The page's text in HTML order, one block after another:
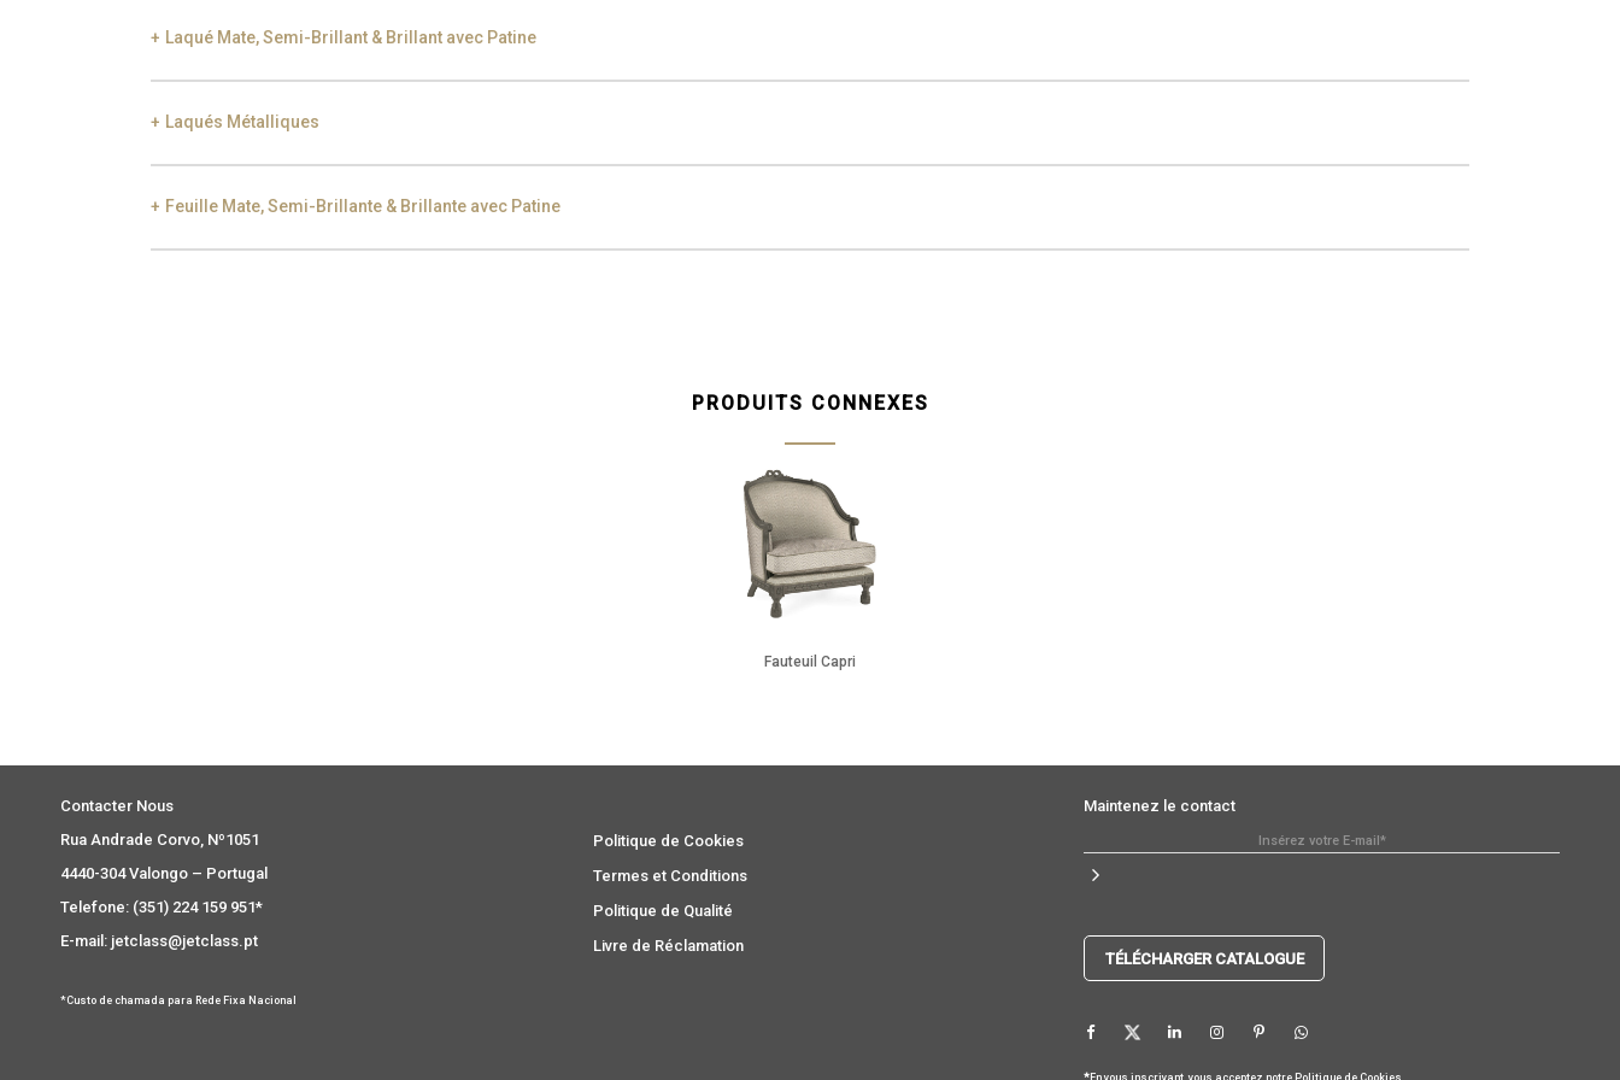
Laqué Mate, Semi-Brillant & Brillant avec Patine
Laqués Métalliques
Feuille Mate, Semi-Brillante & Brillante avec Patine
PRODUITS CONNEXES
Fauteuil Capri
Contacter Nous
Rua Andrade Corvo, Nº1051
4440-304 Valongo – Portugal
Telefone: (351) 224 159 951*
E-mail: jetclass@jetclass.pt
*Custo de chamada para Rede Fixa Nacional
Politique de Cookies
Termes et Conditions
Politique de Qualité
Livre de Réclamation
Maintenez le contact
TÉLÉCHARGER CATALOGUE
* En vous inscrivant, vous acceptez notre Politique de Cookies